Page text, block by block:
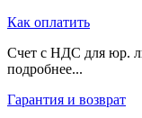
Как оплатить
Счет с НДС для юр.
подробнее...
Гарантия и возврат